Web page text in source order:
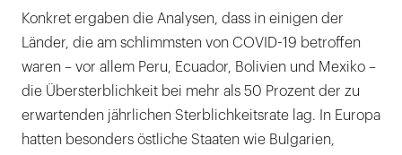
Konkret ergaben die Analysen, dass in einigen der
Länder, die am schlimmsten von COVID-19 betroffen
waren – vor allem Peru, Ecuador, Bolivien und Mexiko –
die Übersterblichkeit bei mehr als 50 Prozent der zu
erwartenden jährlichen Sterblichkeitsrate lag. In Europa
hatten besonders östliche Staaten wie Bulgarien,